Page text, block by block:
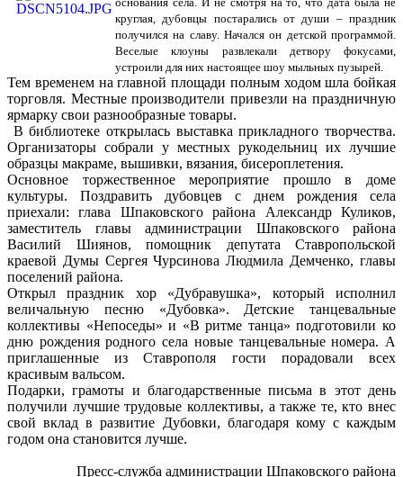
круглая, дубовцы постарались от души – праздник
получился на славу. Начался он детской программой.
Веселые клоуны развлекали детвору фокусами,
устроили для них настоящее шоу мыльных пузырей.
Тем временем на главной площади полным ходом шла бойкая
торговля. Местные производители привезли на праздничную
ярмарку свои разнообразные товары.
В библиотеке открылась выставка прикладного творчества.
Организаторы собрали у местных рукодельниц их лучшие
образцы макраме, вышивки, вязания, бисероплетения.
Основное торжественное мероприятие прошло в доме
культуры. Поздравить дубовцев с днем рождения села
приехали: глава Шпаковского района Александр Куликов,
заместитель главы администрации Шпаковского района
Василий Шиянов, помощник депутата Ставропольской
краевой Думы Сергея Чурсинова Людмила Демченко, главы
поселений района.
Открыл праздник хор «Дубравушка», который исполнил
величальную песню «Дубовка». Детские танцевальные
коллективы «Непоседы» и «В ритме танца» подготовили ко
дню рождения родного села новые танцевальные номера. А
приглашенные из Ставрополя гости порадовали всех
красивым вальсом.
Подарки, грамоты и благодарственные письма в этот день
получили лучшие трудовые коллективы, а также те, кто внес
свой вклад в развитие Дубовки, благодаря кому с каждым
годом она становится лучше.
Пресс-служба администрации Шпаковского района